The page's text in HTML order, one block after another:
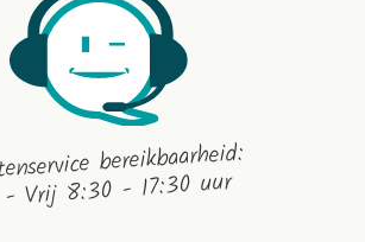
bereikbaarheid:
Vrij 8:30 - 17:30 uur